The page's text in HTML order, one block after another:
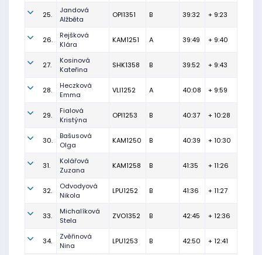
25.
Jandová
Alžběta
OPI1351 B 39:32 + 9:23
26.
Rejšková
Klára
KAM1251 A 39:49 + 9:40
27.
Kosinová
Kateřina
SHK1358 B 39:52 + 9:43
28.
Heczková
Emma
VLI1252 A 40:08 + 9:59
29.
Fialová
Kristýna
OPI1253 B 40:37 + 10:28
30.
Bašusová
Olga
KAM1250 B 40:39 + 10:30
31.
Kolářová
Zuzana
KAM1258 B 41:35 + 11:26
32.
Odvodyová
Nikola
LPU1252 B 41:36 + 11:27
33.
Michalíková
Stela
ZVO1352 B 42:45 + 12:36
34.
Zvěřinová
Nina
LPU1253 B 42:50 + 12:41